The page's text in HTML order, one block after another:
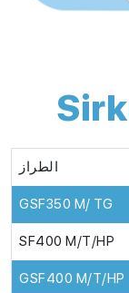
الطراز
GSF350 M/ TG
SF400 M/T/HP
GSF400 M/T/HP